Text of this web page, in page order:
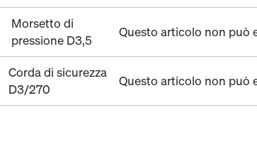
Morsetto di
pressione D3,5
Questo articolo non può
Corda di sicurezza
D3/270
Questo articolo non può